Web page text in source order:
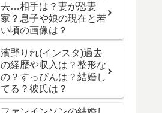
去…相手は？妻が恐妻
家？息子や娘の現在と若
い頃の画像は？
濱野りれ(インスタ)過去
の経歴や収入は？整形な
の？すっぴんは？結婚し
てる？彼氏は？